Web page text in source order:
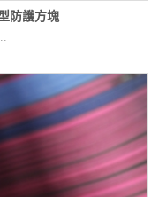
防護方塊